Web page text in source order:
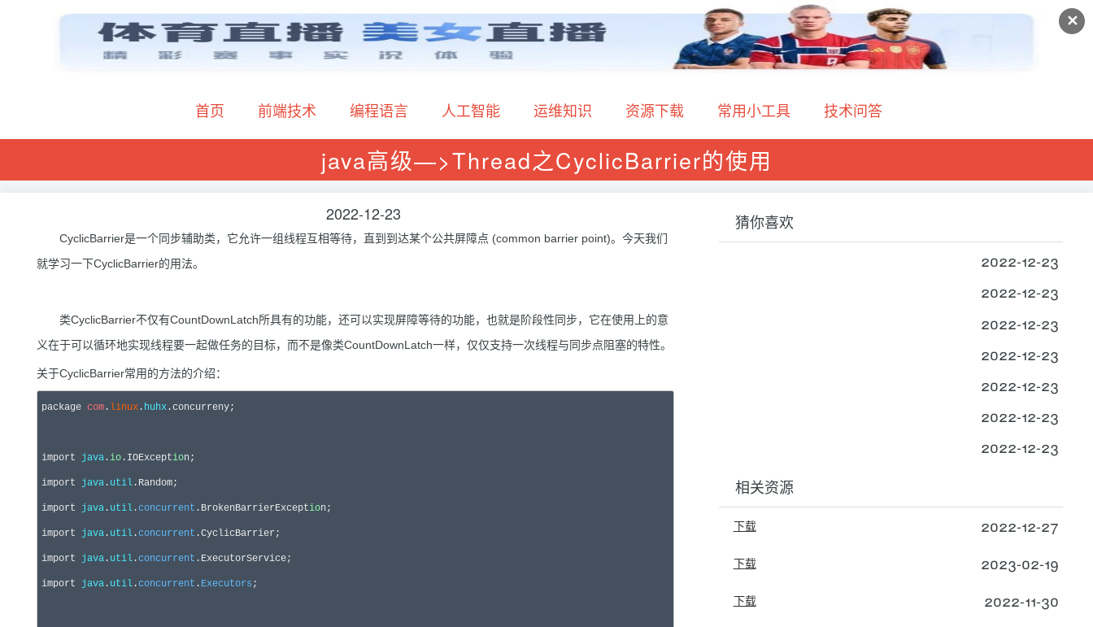
✕
首页 前端技术 编程语言 人工智能 运维知识 资源下载 常用小工具 技术问答
java高级---->Thread之CyclicBarrier的使用
2022-12-23
CyclicBarrier是一个同步辅助类，它允许一组线程互相等待，直到到达某个公共屏障点 (common barrier point)。今天我们
就学习一下CyclicBarrier的用法。
类CyclicBarrier不仅有CountDownLatch所具有的功能，还可以实现屏障等待的功能，也就是阶段性同步，它在使用上的意
义在于可以循环地实现线程要一起做任务的目标，而不是像类CountDownLatch一样，仅仅支持一次线程与同步点阻塞的特性。
关于CyclicBarrier常用的方法的介绍：
package com . linux . huhx .concurreny;
import java . io .IOExceptio
import java . util
import java . util .concurrent .BrokenBarrierExceptio
import java . util .concurrent
import java . util .concurrent
import java . util .concurrent . Executors ;
猜你喜欢
2022-12-23
2022-12-23
2022-12-23
2022-12-23
2022-12-23
2022-12-23
2022-12-23
相关资源
下载 2022-12-27
下载 2023-02-19
下载 2022-11-30